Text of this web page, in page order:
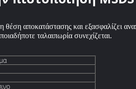
αποκατάστασης και εξασφαλίζει
ταλαιπωρία συνεχίζεται.